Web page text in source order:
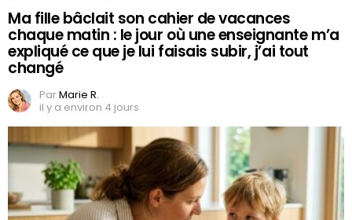
Ma fille bâclait son cahier de vacances
chaque matin : le jour où une enseignante m’a
expliqué ce que je lui faisais subir, j’ai tout
changé
ParMarie R.
il y a environ 4 jours